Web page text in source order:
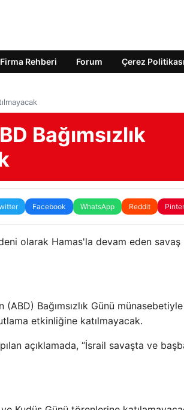
Firma Rehberi Forum Çerez Politikası
Bağımsızlık
Facebook WhatsApp Reddit
olarak Hamas'la devam eden savaş
Bağımsızlık Günü
etkinliğine katılmayacak.
açıklamada, “İsrail savaşta ve